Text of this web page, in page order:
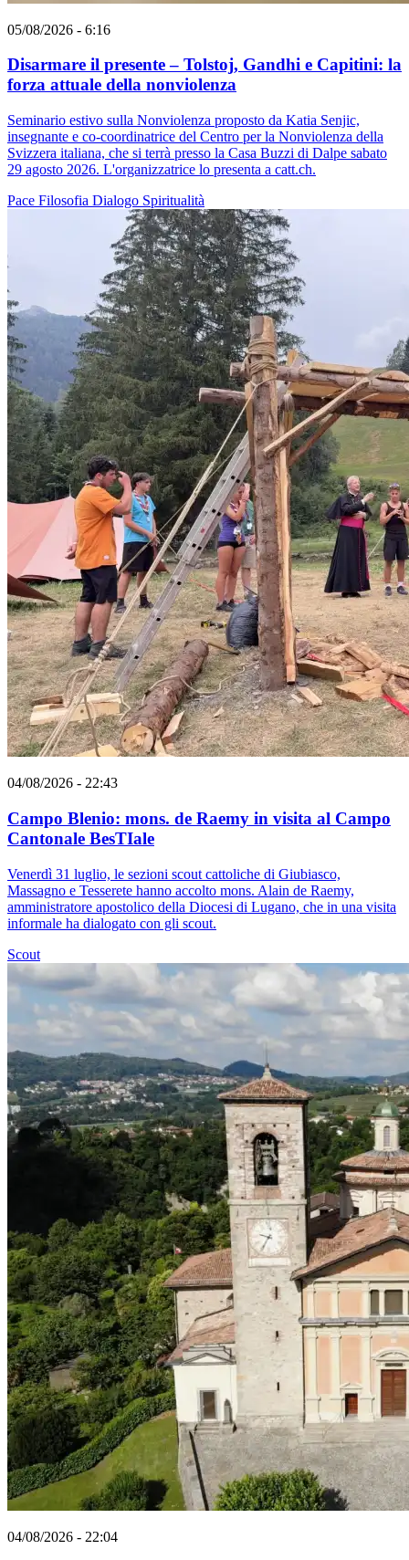
05/08/2026 - 6:16
Disarmare il presente – Tolstoj, Gandhi e Capitini: la
forza attuale della nonviolenza
Seminario estivo sulla Nonviolenza proposto da Katia Senjic,
insegnante e co-coordinatrice del Centro per la Nonviolenza della
Svizzera italiana, che si terrà presso la Casa Buzzi di Dalpe sabato
29 agosto 2026. L'organizzatrice lo presenta a catt.ch.
Pace Filosofia Dialogo Spiritualità
04/08/2026 - 22:43
Campo Blenio: mons. de Raemy in visita al Campo
Cantonale BesTIale
Venerdì 31 luglio, le sezioni scout cattoliche di Giubiasco,
Massagno e Tesserete hanno accolto mons. Alain de Raemy,
amministratore apostolico della Diocesi di Lugano, che in una visita
informale ha dialogato con gli scout.
Scout
04/08/2026 - 22:04